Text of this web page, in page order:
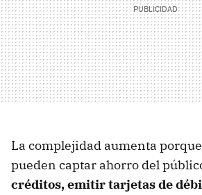
La complejidad aumenta
pueden captar ahorro del
créditos, emitir tarjetas de